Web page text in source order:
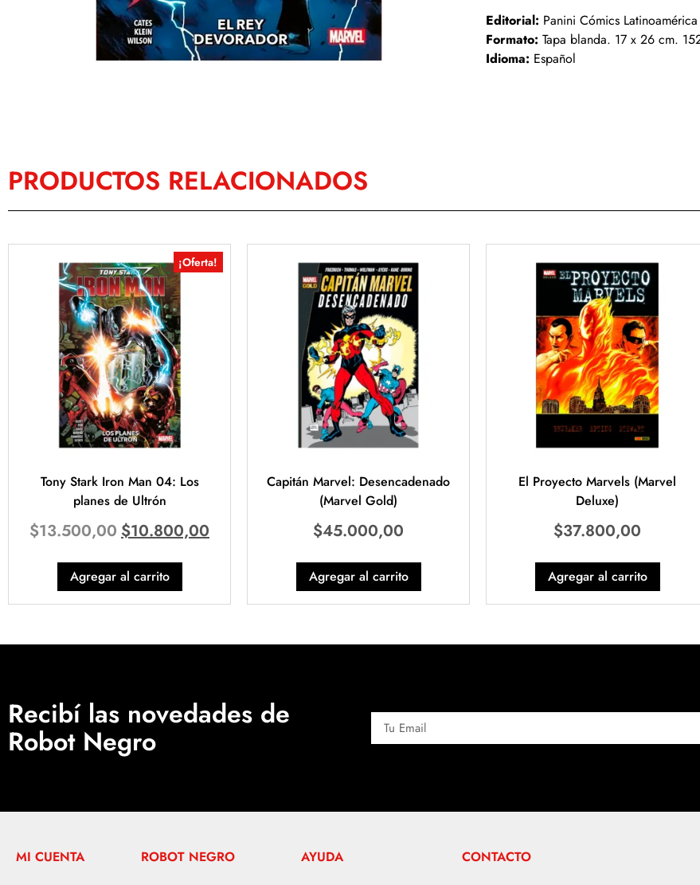
Editorial: Panini Cómics Latinoamérica
Formato: Tapa blanda. 17 x 26 cm.
Idioma: Español
PRODUCTOS RELACIONADOS
¡Oferta!
Tony Stark Iron Man 04: Los
planes de Ultrón
$13.500,00 $10.800,00
Agregar al carrito
Capitán Marvel: Desencadenado
(Marvel Gold)
$45.000,00
Agregar al carrito
El Proyecto Marvels (Marvel
Deluxe)
$37.800,00
Agregar al carrito
Recibí las novedades de
Robot Negro
MI CUENTA ROBOT NEGRO AYUDA CONTACTO